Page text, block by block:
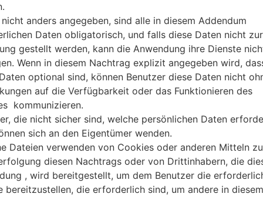
anders angegeben, sind alle in diesem Addendum
Daten obligatorisch, und falls diese Daten nicht zur
gestellt werden, kann die Anwendung ihre Dienste
Wenn in diesem Nachtrag explizit angegeben wird,
optional sind, können Benutzer diese Daten nicht
auf die Verfügbarkeit oder das Funktionieren des
kommunizieren.
die nicht sicher sind, welche persönlichen Daten
sich an den Eigentümer wenden.
Dateien verwenden von Cookies oder anderen Mitteln
diesen Nachtrags oder von Drittinhabern, die
, wird bereitgestellt, um dem Benutzer die
bereitzustellen, die erforderlich sind, um andere in diesem